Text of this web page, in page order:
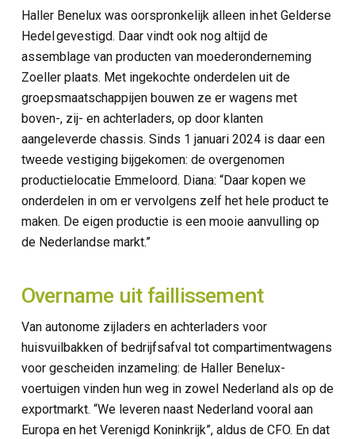
HallerBenelux was oorspronkelijk alleen inhet Gelderse
Hedel gevestigd. Daar vindt ook nog altijd de
assemblage van producten van moederonderneming
Zoeller plaats. Met ingekochte onderdelen uit de
groepsmaatschappijen bouwen ze er wagens met
boven-, zij- en achterladers, op door klanten
aangeleverde chassis. Sinds 1 januari 2024 is daar een
tweede vestiging bijgekomen: de overgenomen
productielocatie Emmeloord. Diana: “Daar kopen we
onderdelen in om er vervolgens zelf het hele product te
maken. De eigen productie is een mooie aanvulling op
de Nederlandse markt.”
Overname uit faillissement
Van autonome zijladers en achterladers voor
huisvuilbakken of bedrijfsafval tot compartimentwagens
voor gescheiden inzameling: de Haller Benelux-
voertuigen vinden hun weg in zowel Nederland als op de
exportmarkt. “We leveren naast Nederland vooral aan
Europa en het Verenigd Koninkrijk”, aldus de CFO. En dat